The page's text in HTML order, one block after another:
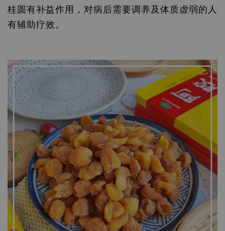
桂圆有补益作用，对病后需要调养及体质虚弱的人
有辅助疗效。